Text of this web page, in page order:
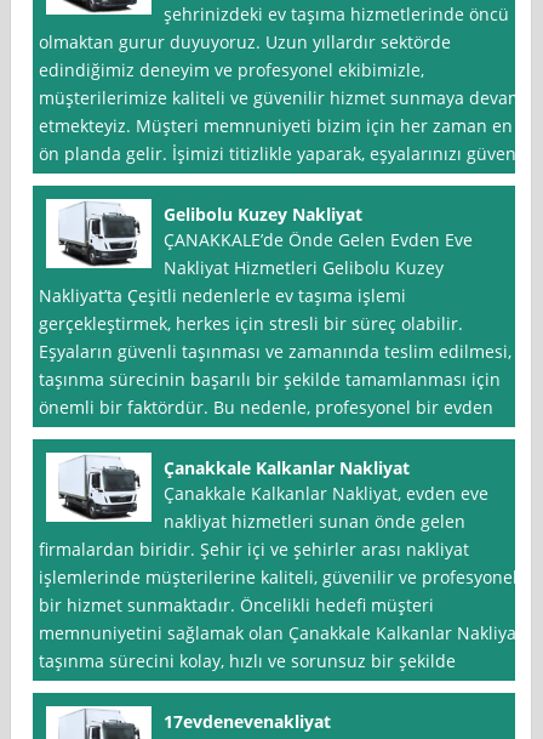
şehrinizdeki ev taşıma hizmetlerinde öncü
olmaktan gurur duyuyoruz. Uzun yıllardır sektörde
edindiğimiz deneyim ve profesyonel ekibimizle,
müşterilerimize kaliteli ve güvenilir hizmet sunmaya devam
etmekteyiz. Müşteri memnuniyeti bizim için her zaman en
ön planda gelir. İşimizi titizlikle yaparak, eşyalarınızı güvenli
Gelibolu Kuzey Nakliyat
ÇANAKKALE’de Önde Gelen Evden Eve
Nakliyat Hizmetleri Gelibolu Kuzey
Nakliyat’ta Çeşitli nedenlerle ev taşıma işlemi
gerçekleştirmek, herkes için stresli bir süreç olabilir.
Eşyaların güvenli taşınması ve zamanında teslim edilmesi,
taşınma sürecinin başarılı bir şekilde tamamlanması için
önemli bir faktördür. Bu nedenle, profesyonel bir evden
Çanakkale Kalkanlar Nakliyat
Çanakkale Kalkanlar Nakliyat, evden eve
nakliyat hizmetleri sunan önde gelen
firmalardan biridir. Şehir içi ve şehirler arası nakliyat
işlemlerinde müşterilerine kaliteli, güvenilir ve profesyonel
bir hizmet sunmaktadır. Öncelikli hedefi müşteri
memnuniyetini sağlamak olan Çanakkale Kalkanlar Nakliyat,
taşınma sürecini kolay, hızlı ve sorunsuz bir şekilde
17evdenevenakliyat